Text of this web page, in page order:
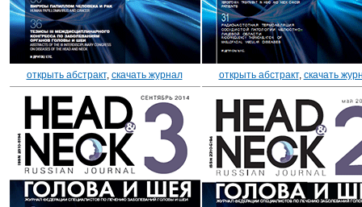
открыть абстракт, скачать журнал открыть абстракт, скачать